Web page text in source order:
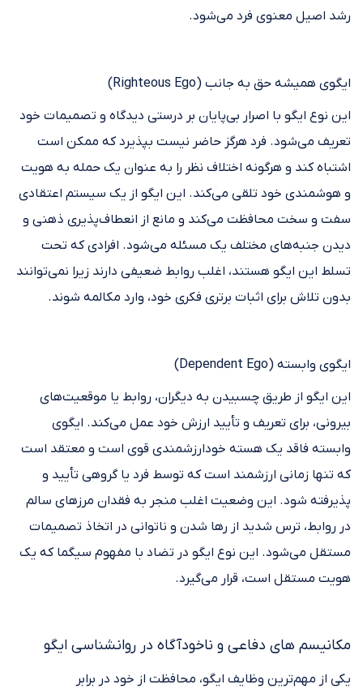
رشد اصیل معنوی فرد می‌شود.
ایگوی همیشه حق به جانب (Righteous Ego)
این نوع ایگو با اصرار بی‌پایان بر درستی دیدگاه و تصمیمات خود
تعریف می‌شود. فرد هرگز حاضر نیست بپذیرد که ممکن است
اشتباه کند و هرگونه اختلاف نظر را به عنوان یک حمله به هویت
و هوشمندی خود تلقی می‌کند. این ایگو از یک سیستم اعتقادی
سفت و سخت محافظت می‌کند و مانع از انعطاف‌پذیری ذهنی و
دیدن جنبه‌های مختلف یک مسئله می‌شود. افرادی که تحت
تسلط این ایگو هستند، اغلب روابط ضعیفی دارند زیرا نمی‌توانند
بدون تلاش برای اثبات برتری فکری خود، وارد مکالمه شوند.
ایگوی وابسته (Dependent Ego)
این ایگو از طریق چسبیدن به دیگران، روابط یا موقعیت‌های
بیرونی، برای تعریف و تأیید ارزش خود عمل می‌کند. ایگوی
وابسته فاقد یک هسته خودارزشمندی قوی است و معتقد است
که تنها زمانی ارزشمند است که توسط فرد یا گروهی تأیید و
پذیرفته شود. این وضعیت اغلب منجر به فقدان مرزهای سالم
در روابط، ترس شدید از رها شدن و ناتوانی در اتخاذ تصمیمات
مستقل می‌شود. این نوع ایگو در تضاد با مفهوم سیگما که یک
هویت مستقل است، قرار می‌گیرد.
مکانیسم های دفاعی و ناخودآگاه در روانشناسی ایگو
یکی از مهم‌ترین وظایف ایگو، محافظت از خود در برابر